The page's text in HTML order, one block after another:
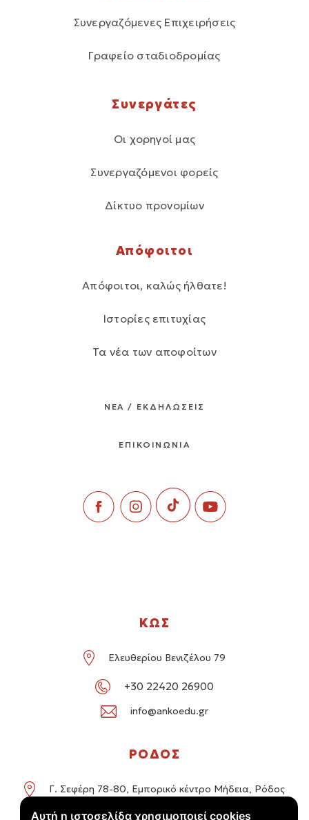
Αυτή η ιστοσελίδα χρησιμοποιεί cookies
Συνεργαζόμενες Επιχειρήσεις
Γραφείο σταδιοδρομίας
Συνεργάτες
Οι χορηγοί μας
Συνεργαζόμενοι φορείς
Δίκτυο προνομίων
Απόφοιτοι
Απόφοιτοι, καλώς ήλθατε!
Ιστορίες επιτυχίας
Τα νέα των αποφοίτων
ΝΕΑ / ΕΚΔΗΛΩΣΕΙΣ
ΕΠΙΚΟΙΝΩΝΙΑ
ΚΩΣ
Ελευθερίου Βενιζέλου 79
+30 22420 26900
info@ankoedu.gr
ΡΟΔΟΣ
Γ. Σεφέρη 78-80, Εμπορικό κέντρο Μήδεια, Ρόδος